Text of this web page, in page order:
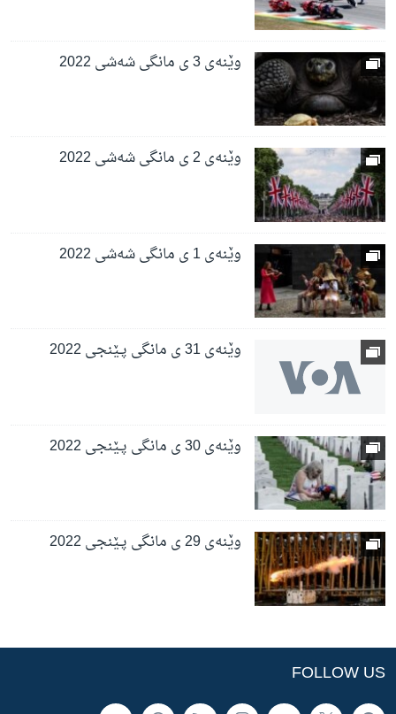
وێنەی 3 ی مانگی شەشی 2022
وێنەی 2 ی مانگی شەشی 2022
وێنەی 1 ی مانگی شەشی 2022
وێنەی 31 ی مانگی پـێنجی 2022
وێنەی 30 ی مانگی پـێنجی 2022
وێنەی 29 ی مانگی پـێنجی 2022
FOLLOW US